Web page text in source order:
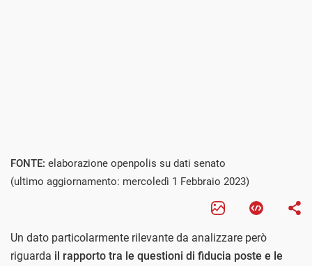
FONTE: elaborazione openpolis su dati senato
(ultimo aggiornamento: mercoledì 1 Febbraio 2023)
Un dato particolarmente rilevante da analizzare però
riguarda il rapporto tra le questioni di fiducia poste e le